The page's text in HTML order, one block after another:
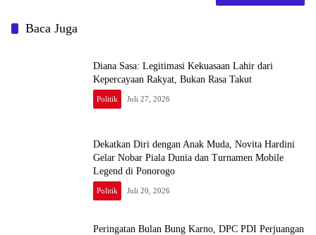
Baca Juga
Diana Sasa: Legitimasi Kekuasaan Lahir dari
Kepercayaan Rakyat, Bukan Rasa Takut
Politik Juli 27, 2026
Dekatkan Diri dengan Anak Muda, Novita Hardini
Gelar Nobar Piala Dunia dan Turnamen Mobile
Legend di Ponorogo
Politik Juli 20, 2026
Peringatan Bulan Bung Karno, DPC PDI Perjuangan